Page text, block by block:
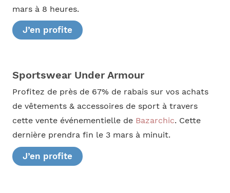
mars à 8 heures.
J’en profite
Sportswear Under Armour
Profitez de près de 67% de rabais sur vos achats
de vêtements & accessoires de sport à travers
cette vente événementielle de Bazarchic. Cette
dernière prendra fin le 3 mars à minuit.
J’en profite